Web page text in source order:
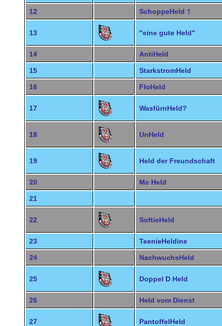
12 SchoppeHeld †
13 "eine gute Held"
14 AntiHeld
15 StarkstromHeld
16 FloHeld
17 WasfürnHeld?
18 UnHeld
19 Held der Freundschaft
20 Mc Held
21
22 SoftieHeld
23 TeenieHeldine
24 NachwuchsHeld
25 Doppel D Held
26 Held vom Dienst
27 PantoffelHeld